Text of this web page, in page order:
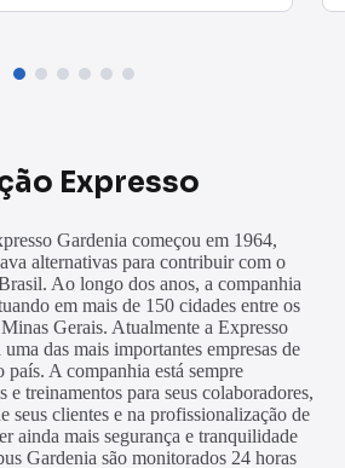
Expresso
Gardenia começou em 1964,
alternativas para contribuir com o
Ao longo dos anos, a companhia
em mais de 150 cidades entre os
Gerais. Atualmente a Expresso
das mais importantes empresas de
A companhia está sempre
treinamentos para seus colaboradores,
seus clientes e na profissionalização de
ainda mais segurança e tranquilidade
Gardenia são monitorados 24 horas